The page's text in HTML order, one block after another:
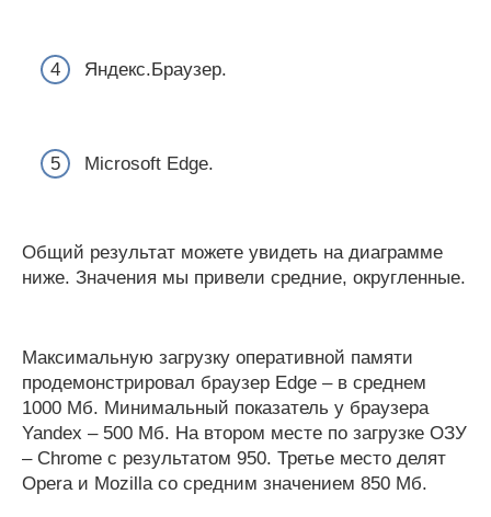
Яндекс.Браузер.
Microsoft Edge.
Общий результат можете увидеть на диаграмме
ниже. Значения мы привели средние, округленные.
Максимальную загрузку оперативной памяти
продемонстрировал браузер Edge – в среднем
1000 Мб. Минимальный показатель у браузера
Yandex – 500 Мб. На втором месте по загрузке ОЗУ
– Chrome с результатом 950. Третье место делят
Opera и Mozilla со средним значением 850 Мб.